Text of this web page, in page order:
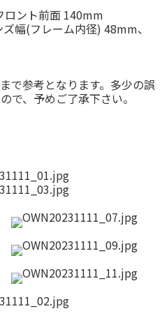
ント前面 140mm
幅(フレーム内径) 48mm、
で参考となります。多少の誤
で、予めご了承下さい。